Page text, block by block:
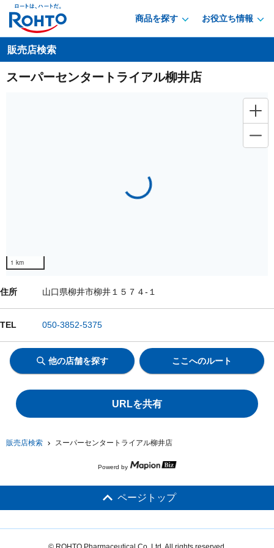
商品を探す お役立ち情報
販売店検索 スーパーセンタートライアル柳井店
販売店検索
スーパーセンタートライアル柳井店
住所 山口県柳井市柳井１５７４-１
TEL 050-3852-5375
他の店舗を探す ここへのルート
URLを共有
Loading...
1 km
Powerd by
ページトップ